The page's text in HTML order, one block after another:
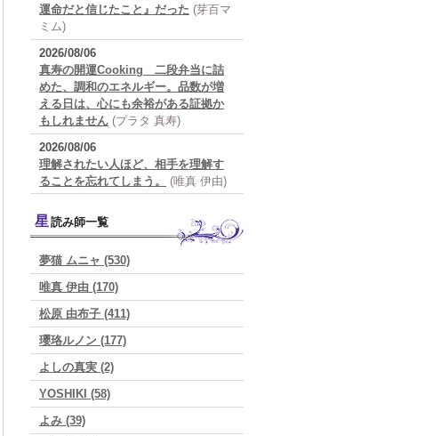
運命だと信じたこと』だった (芽百マ
ミム)
2026/08/06
真寿の開運Cooking 二段弁当に詰
めた、調和のエネルギー。品数が増
える日は、心にも余裕がある証拠か
もしれません (プラタ 真寿)
2026/08/06
理解されたい人ほど、相手を理解す
ることを忘れてしまう。
(唯真 伊由)
星読み師一覧
夢猫 ムニャ (530)
唯真 伊由 (170)
松原 由布子 (411)
瓔珞ルノン (177)
よしの真実 (2)
YOSHIKI (58)
よみ (39)